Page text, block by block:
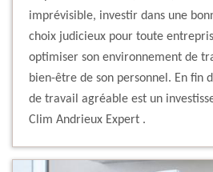
imprévisible, investir dans une
choix judicieux pour toute
optimiser son environnement de
bien-être de son personnel. En fin
de travail agréable est un
Clim Andrieux Expert .